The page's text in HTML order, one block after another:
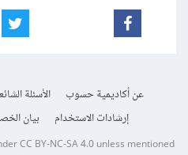
عن أكاديمية حسوب الأسئلة
إرشادات الاستخدام
بيان
CC BY-NC-SA 4.0unless mentioned